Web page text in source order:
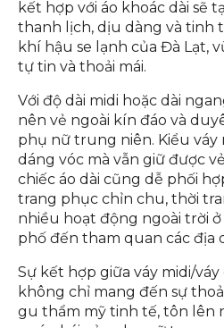
7. Đi Đà Lạt mặc gì-
dài thanh lịch cho nữ
Đối với phụ nữ trung niên,
kết hợp với áo khoác dài sẽ
thanh lịch, dịu dàng và tinh
khí hậu se lạnh của Đà Lạt,
tự tin và thoải mái.
Với độ dài midi hoặc dài
nên vẻ ngoài kín đáo và
phụ nữ trung niên. Kiểu váy
dáng vóc mà vẫn giữ được
chiếc áo dài cũng dễ phối
trang phục chỉn chu, thời
nhiều hoạt động ngoài trời ở
phố đến tham quan các địa